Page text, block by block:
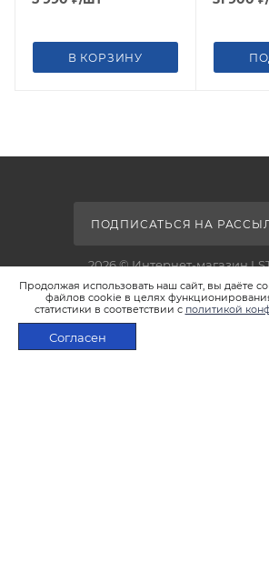
Продолжая использовать наш сайт, вы даёте
файлов cookie в целях
статистики в соответствии с политикой
Согласен
В КОРЗИНУ
ПОДПИСАТЬСЯ НА
2026 © Интернет-магазин